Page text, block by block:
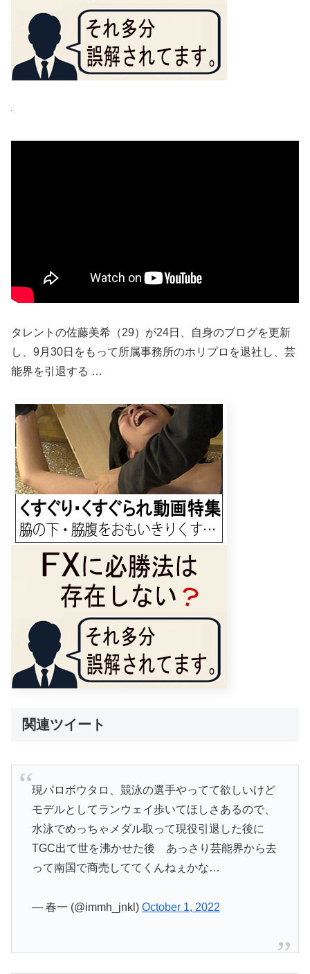
タレントの佐藤美希（29）が24日、自身のブログを更新
し、9月30日をもって所属事務所のホリプロを退社し、芸
能界を引退する …
関連ツイート
現パロボウタロ、競泳の選手やってて欲しいけど
モデルとしてランウェイ歩いてほしさあるので、
水泳でめっちゃメダル取って現役引退した後に
TGC出て世を沸かせた後 あっさり芸能界から去
って南国で商売しててくんねぇかな…
— 春一 (@immh_jnkl) October 1, 2022